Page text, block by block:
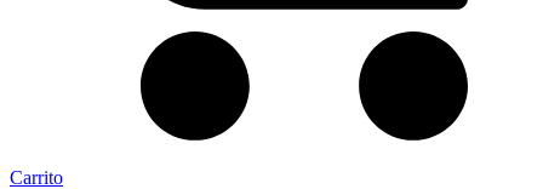
Carrito